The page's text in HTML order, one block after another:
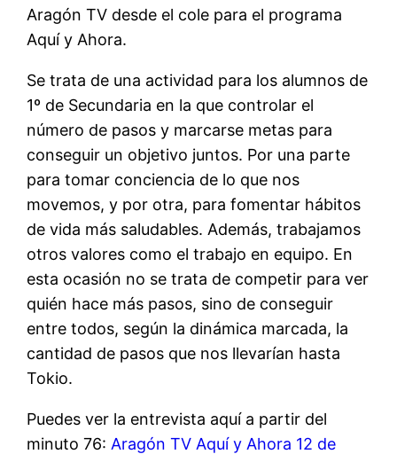
Aragón TV desde el cole para el programa
Aquí y Ahora.
Se trata de una actividad para los alumnos de
1º de Secundaria en la que controlar el
número de pasos y marcarse metas para
conseguir un objetivo juntos. Por una parte
para tomar conciencia de lo que nos
movemos, y por otra, para fomentar hábitos
de vida más saludables. Además, trabajamos
otros valores como el trabajo en equipo. En
esta ocasión no se trata de competir para ver
quién hace más pasos, sino de conseguir
entre todos, según la dinámica marcada, la
cantidad de pasos que nos llevarían hasta
Tokio.
Puedes ver la entrevista aquí a partir del
minuto 76: Aragón TV Aquí y Ahora 12 de